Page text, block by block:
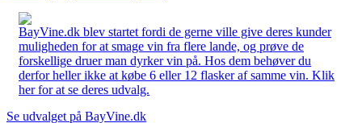
BayVine.dk blev startet fordi de gerne ville give deres kunder
muligheden for at smage vin fra flere lande, og prøve de
forskellige druer man dyrker vin på. Hos dem behøver du
derfor heller ikke at købe 6 eller 12 flasker af samme vin. Klik
her for at se deres udvalg.
Se udvalget på BayVine.dk